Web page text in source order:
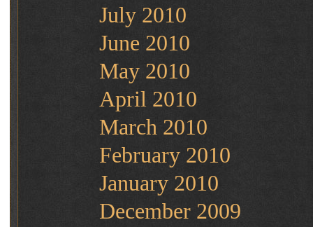
July 2010
June 2010
May 2010
April 2010
March 2010
February 2010
January 2010
December 2009